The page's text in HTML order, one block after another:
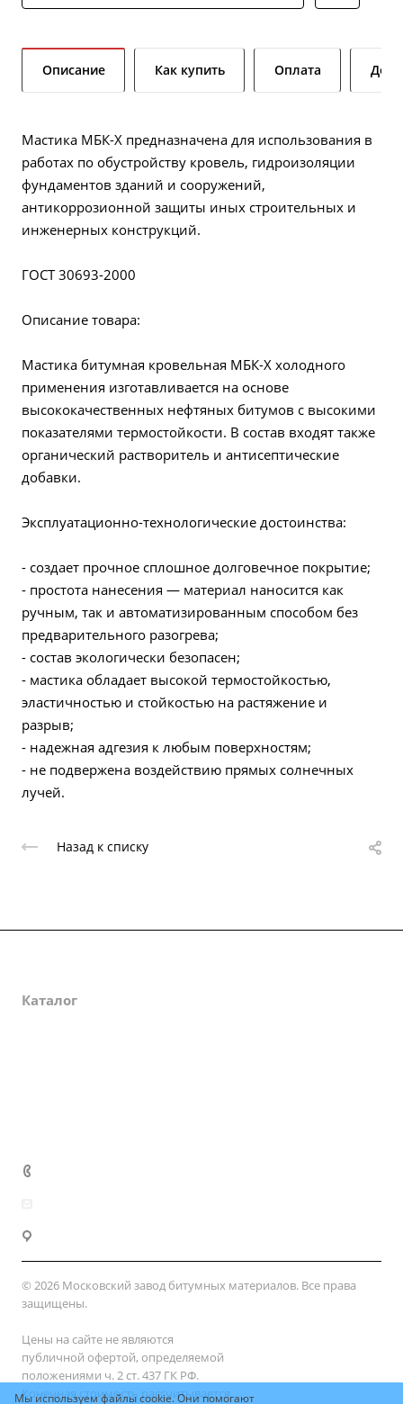
Описание Как купить Оплата
Мастика МБК-Х предназначена для использования в
работах по обустройству кровель, гидроизоляции
фундаментов зданий и сооружений,
антикоррозионной защиты иных строительных и
инженерных конструкций.
ГОСТ 30693-2000
Описание товара:
Мастика битумная кровельная МБК-Х холодного
применения изготавливается на основе
высококачественных нефтяных битумов с высокими
показателями термостойкости. В состав входят также
органический растворитель и антисептические
добавки.
Эксплуатационно-технологические достоинства:
- создает прочное сплошное долговечное покрытие;
- простота нанесения — материал наносится как
ручным, так и автоматизированным способом без
предварительного разогрева;
- состав экологически безопасен;
- мастика обладает высокой термостойкостью,
эластичностью и стойкостью на растяжение и
разрыв;
- надежная адгезия к любым поверхностям;
- не подвержена воздействию прямых солнечных
лучей.
Назад к списку
Каталог
© 2026 Московский завод битумных материалов. Все права
защищены.
Цены на сайте не являются
публичной офертой, определяемой
положениями ч. 2 ст. 437 ГК РФ.
Конечная стоимость рассчитывается
Мы используем файлы cookie. Они помогают